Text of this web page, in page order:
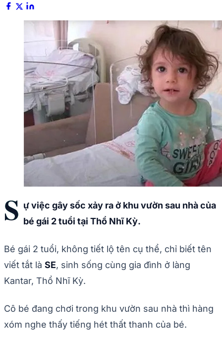
S ự việc gây sốc xảy ra ở khu vườn sau nhà của
bé gái 2 tuổi tại Thổ Nhĩ Kỳ.
Bé gái 2 tuổi, không tiết lộ tên cụ thể, chỉ biết tên
viết tắt là SE, sinh sống cùng gia đình ở làng
Kantar, Thổ Nhĩ Kỳ.
Cô bé đang chơi trong khu vườn sau nhà thì hàng
xóm nghe thấy tiếng hét thất thanh của bé.